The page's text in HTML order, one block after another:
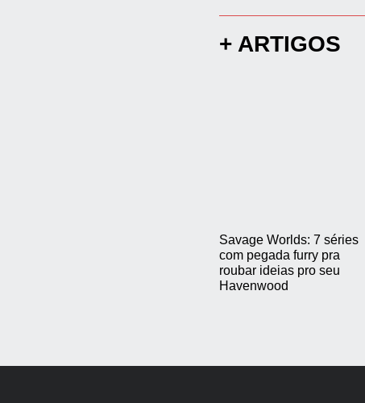
+ ARTIGOS
Savage Worlds: 7 séries
com pegada furry pra
roubar ideias pro seu
Havenwood